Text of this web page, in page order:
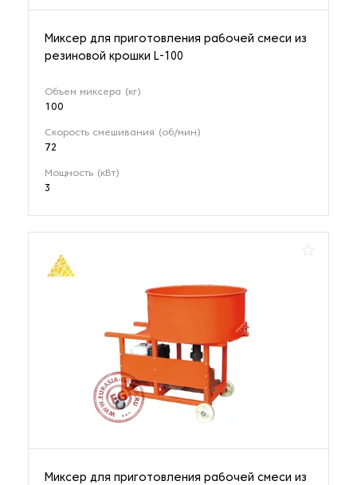
Миксер для приготовления рабочей смеси из
резиновой крошки L-100
Объем миксера (кг)
100
Скорость смешивания (об/мин)
72
Мощность (кВт)
3
Миксер для приготовления рабочей смеси из